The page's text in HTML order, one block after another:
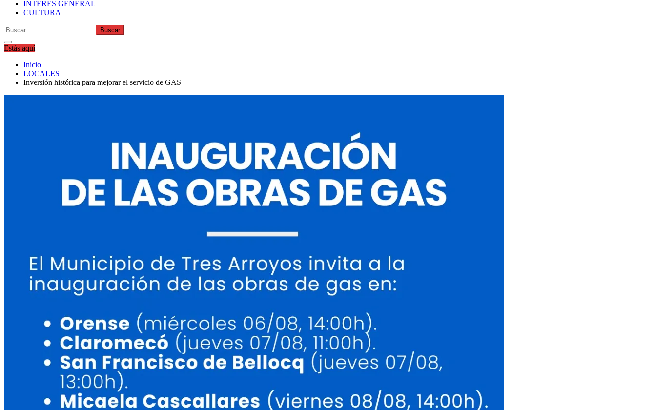
INTERES GENERAL
CULTURA
Buscar:
Estás aquí
Inicio
LOCALES
Inversión histórica para mejorar el servicio de GAS